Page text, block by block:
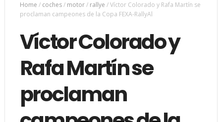
Home / coches/ motor/ rallye /Víctor Colorado y Rafa Martín se
proclaman campeones de la Copa FEXA-RallyAl
Víctor Colorado y
Rafa Martín se
proclaman